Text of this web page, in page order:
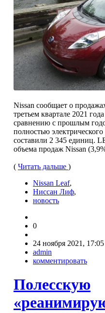
Nissan сообщает о
третьем квартале 2021
сравнению с прошлым
полностью
составили 2 345 единиц.
объема продаж Nissan
( Читать дальше )
Nissan Leaf,
Ниссан Лиф,
новость
0
24 ноября 2021, 17:05
admin
комментировать
Полесскую